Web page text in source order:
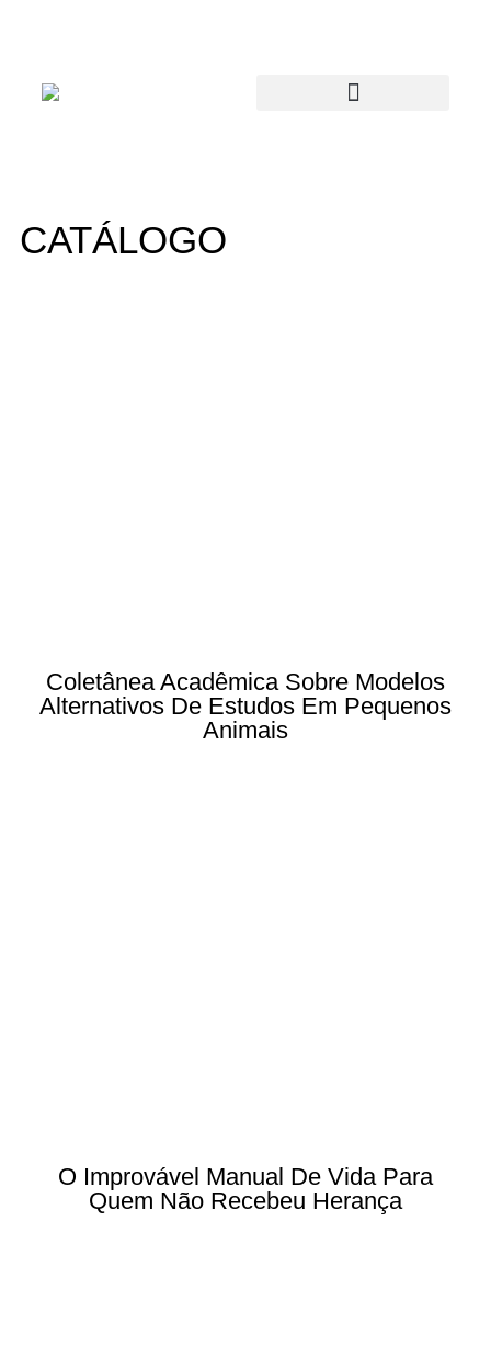
CATÁLOGO
Coletânea Acadêmica Sobre Modelos
Alternativos De Estudos Em Pequenos
Animais
O Improvável Manual De Vida Para
Quem Não Recebeu Herança